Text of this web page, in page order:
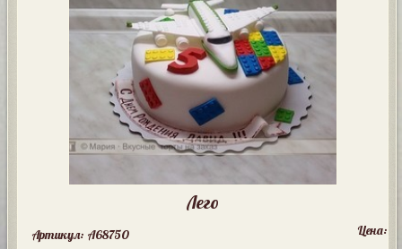
Лего
Артикул: A68750 Цена: